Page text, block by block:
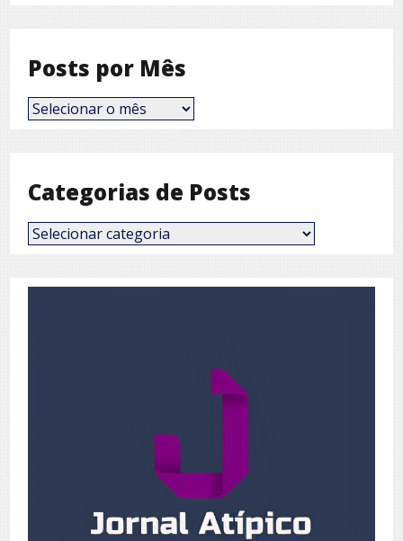
Posts por Mês
Posts
por
Categorias de Posts
Categorias
de